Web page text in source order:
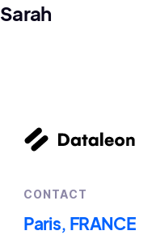
Sarah
CONTACT
Paris, FRANCE